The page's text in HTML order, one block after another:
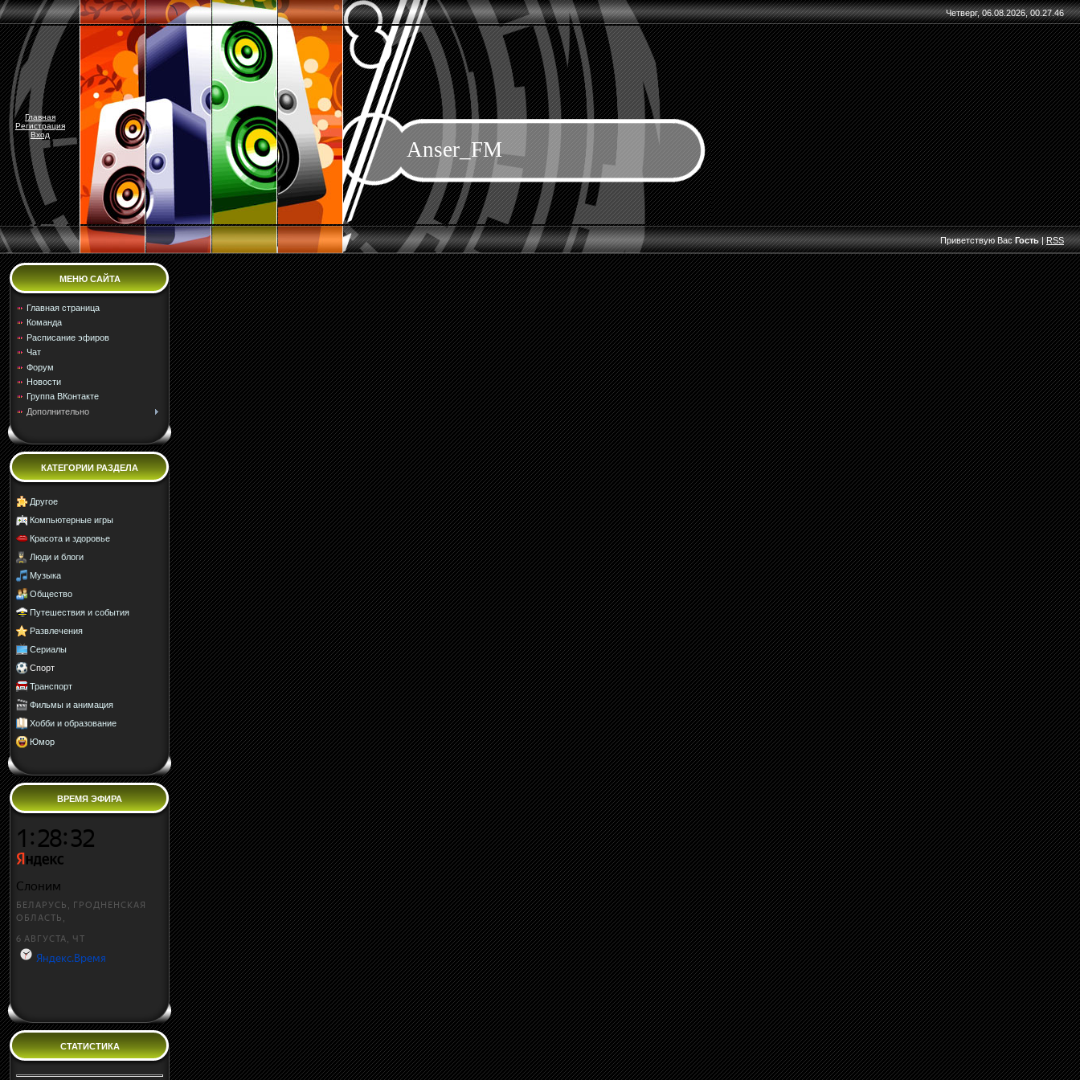
Четверг, 06.08.2026, 00.27.46
Главная
Регистрация
Вход
Anser_FM
Приветствую Вас Гость|RSS
МЕНЮ САЙТА
Главная страница
Команда
Расписание эфиров
Чат
Форум
Новости
Группа ВКонтакте
Дополнительно
КАТЕГОРИИ РАЗДЕЛА
Другое
Компьютерные игры
Красота и здоровье
Люди и блоги
Музыка
Общество
Путешествия и события
Развлечения
Сериалы
Спорт
Транспорт
Фильмы и анимация
Хобби и образование
Юмор
ВРЕМЯ ЭФИРА
СТАТИСТИКА